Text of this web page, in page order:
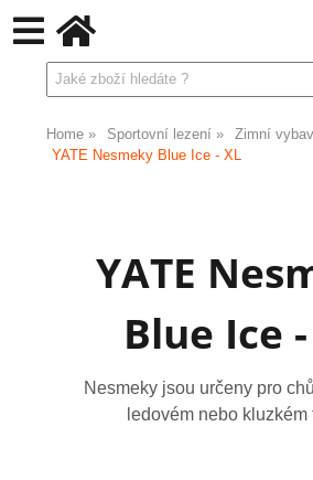
Home Sportovní lezení Zimní
YATE Nesmeky Blue Ice - XL
YATE
Blue Ice
Nesmeky jsou určeny pro
ledovém nebo kluzkém